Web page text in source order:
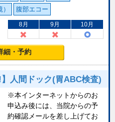
腹部エコー
8月 9月 10月
細・予約
人間ドック(胃ABC検査)
※本インターネットからのお
申込み後には、当院からの予
約確認メールを差し上げてお